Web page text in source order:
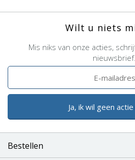
Wilt u niets
Mis niks van onze acties,
nieuwsbrief.
Ja, ik wil geen
Bestellen